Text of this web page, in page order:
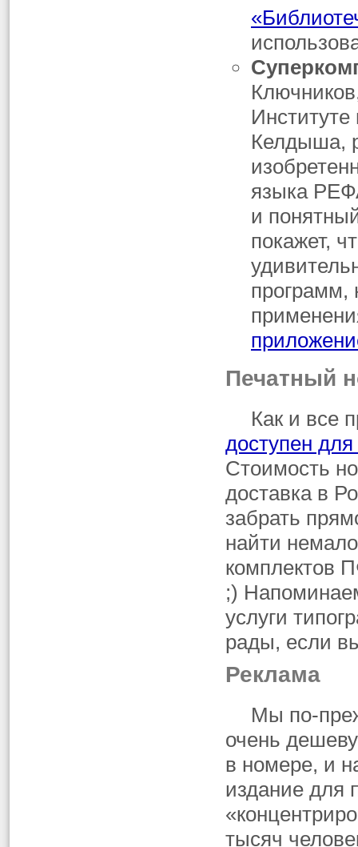
Келдыша,
языка
и
покажет,
программ,
Печатный
Как и все
доступен для
Стоимость
доставка в
забрать
найти
комплектов
;)
услуги
рады, если
Реклама
Мы по-
очень
в номере, и
издание для
тысяч